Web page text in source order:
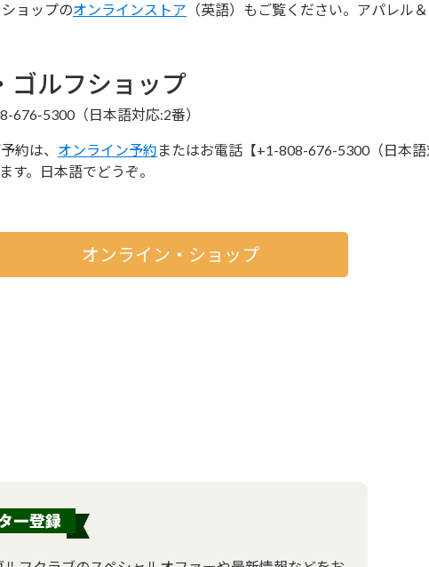
ョップのオンラインストア （英語）もご覧ください。アパレル
ゴルフショップ
676-5300（日本語対応:2番）
約は、 オンライン予約 またはお電話【+1-808-676-5300（日本語
す。日本語でどうぞ。
オンライン・ショップ